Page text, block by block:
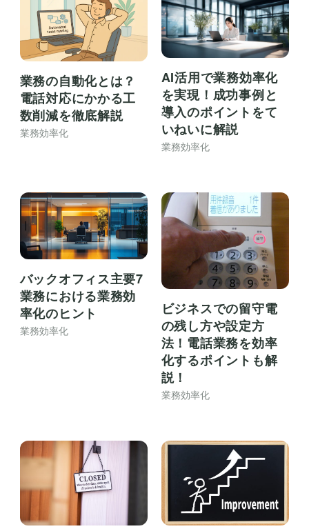
業務の自動化とは？
電話対応にかかる工
数削減を徹底解説
業務効率化
AI活用で業務効率化
を実現！成功事例と
導入のポイントをて
いねいに解説
業務効率化
バックオフィス主要7
業務における業務効
率化のヒント
業務効率化
ビジネスでの留守電
の残し方や設定方
法！電話業務を効率
化するポイントも解
説！
業務効率化